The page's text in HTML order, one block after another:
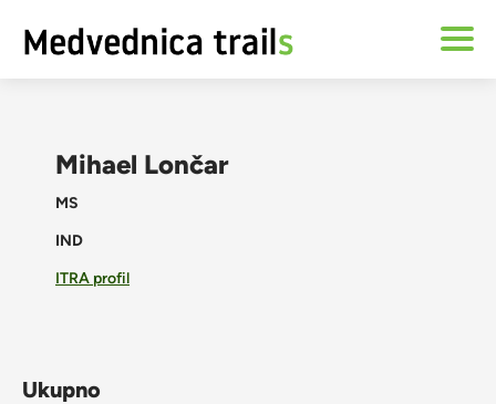
Mihael Lončar
MS
IND
ITRA profil
Ukupno